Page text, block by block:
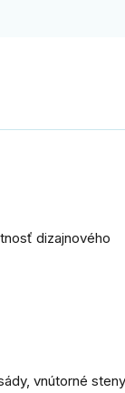
dizajnového
vnútorné